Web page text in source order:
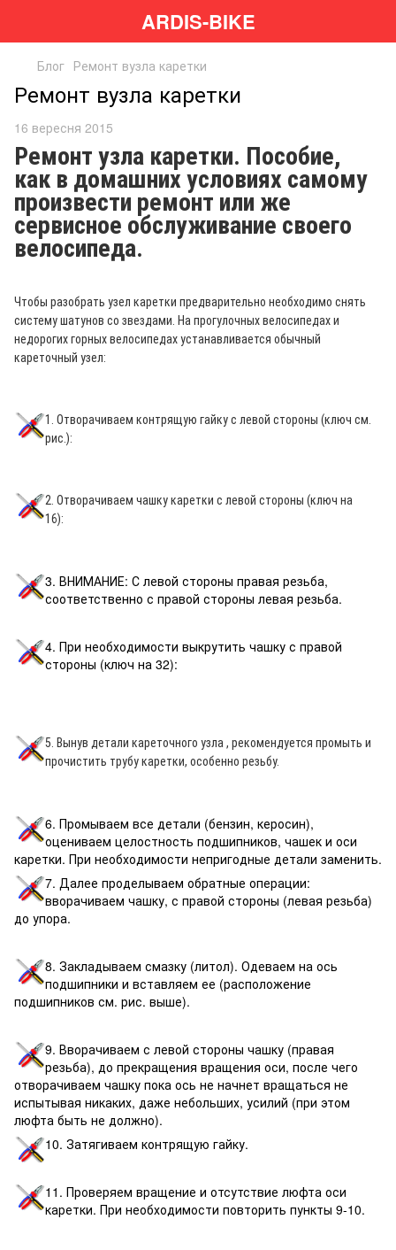
ARDIS-BIKE
Блог Ремонт вузла каретки
Ремонт вузла каретки
16 вересня 2015
Ремонт узла каретки. Пособие,
как в домашних условиях самому
произвести ремонт или же
сервисное обслуживание своего
велосипеда.
Чтобы разобрать узел каретки предварительно необходимо снять
систему шатунов со звездами. На прогулочных велосипедах и
недорогих горных велосипедах устанавливается обычный
кареточный узел:
1. Отворачиваем контрящую гайку с левой стороны (ключ см.
рис.):
2. Отворачиваем чашку каретки с левой стороны (ключ на
16):
3. ВНИМАНИЕ: С левой стороны правая резьба,
соответственно с правой стороны левая резьба.
4. При необходимости выкрутить чашку с правой
стороны (ключ на 32):
5. Вынув детали кареточного узла , рекомендуется промыть и
прочистить трубу каретки, особенно резьбу.
6. Промываем все детали (бензин, керосин),
оцениваем целостность подшипников, чашек и оси
каретки. При необходимости непригодные детали заменить.
7. Далее проделываем обратные операции:
вворачиваем чашку, с правой стороны (левая резьба)
до упора.
8. Закладываем смазку (литол). Одеваем на ось
подшипники и вставляем ее (расположение
подшипников см. рис. выше).
9. Вворачиваем с левой стороны чашку (правая
резьба), до прекращения вращения оси, после чего
отворачиваем чашку пока ось не начнет вращаться не
испытывая никаких, даже небольших, усилий (при этом
люфта быть не должно).
10. Затягиваем контрящую гайку.
11. Проверяем вращение и отсутствие люфта оси
каретки. При необходимости повторить пункты 9-10.